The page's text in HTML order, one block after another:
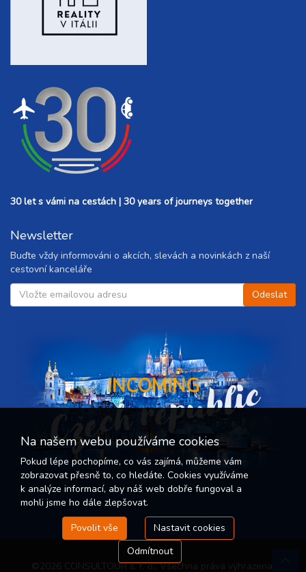
30 let s vámi na cestách | 30 years of journeys together
Newsletter
Buďte vždy informováni o akcích, slevách a novinkách z naší
cestovní kanceláře
INCOMING
Czech republic
©2026 CONSULTOUR s. r. o.. Všechna práva vyhrazena.
Na našem webu používáme cookies
Pokud lépe pochopíme, co vás zajímá, můžeme vám
zobrazovat přesně to, co hledáte. Cookies využíváme
k analýze informací, aby náš web dobře fungoval a
mohli jsme ho dále zlepšovat.
Povolit vše
Nastavit cookies
Odmítnout